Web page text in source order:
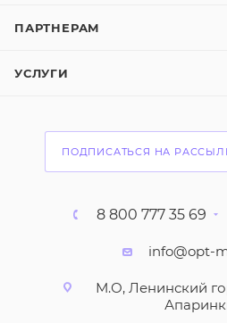
ПАРТНЕРАМ
УСЛУГИ
ПОДПИСАТЬСЯ НА
8 800 777 35 69
info@opt-
М.О, Ленинский